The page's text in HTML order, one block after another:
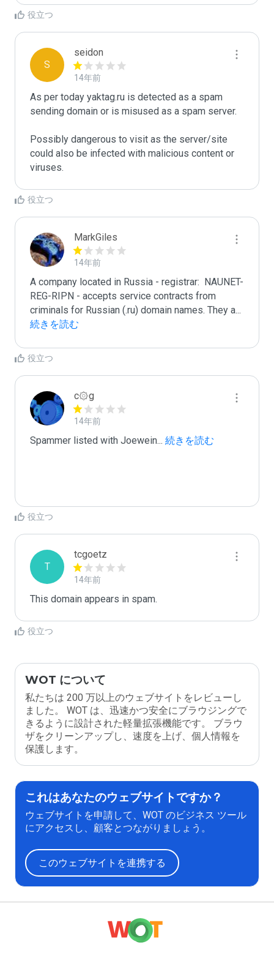
役立つ
S
seidon
14年前
As per today yaktag.ru is detected as a spam
sending domain or is misused as a spam server.
Possibly dangerous to visit as the server/site
could also be infected with malicious content or
役立つ
MarkGiles
14年前
A company located in Russia - registrar:  NAUNET-
REG-RIPN - accepts service contracts from
criminals for Russian (.ru) domain names. They a...
続きを読む
役立つ
c۞g
14年前
Spammer listed with Joewein ... 続きを読む
役立つ
T
tcgoetz
14年前
This domain appears in spam.
役立つ
WOT について
私たちは 200 万以上のウェブサイトをレビューし
ました。 WOT は、迅速かつ安全にブラウジングで
きるように設計された軽量拡張機能です。 ブラウ
ザをクリーンアップし、速度を上げ、個人情報を
保護します。
これはあなたのウェブサイトですか？
ウェブサイトを申請して、WOT のビジネス ツール
にアクセスし、顧客とつながりましょう。
このウェブサイトを連携する